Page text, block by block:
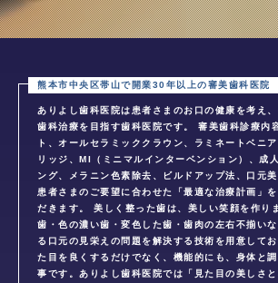
ありよし歯科医院は患者さまのお口の健康を考え
歯科治療を目指す歯科医院です。 審美歯科診療内
ト、オールセラミッククラウン、ラミネートベニ
リッジ、MI（ミニマルインターベンション）、成
ング、メラニン色素除去、ビルドアップ法、口元
患者さまのご要望に合わせた「最適な治療計画」
だきます。 美しく整った歯は、美しい笑顔を作り
歯・色の濃い歯・変色した歯・歯肉の左右不揃いな
る口元の見栄えの問題を解決する技術を用意して
た目を良くするだけでなく、機能的にも、身体と
事です。ありよし歯科医院では「見た目の美しさ